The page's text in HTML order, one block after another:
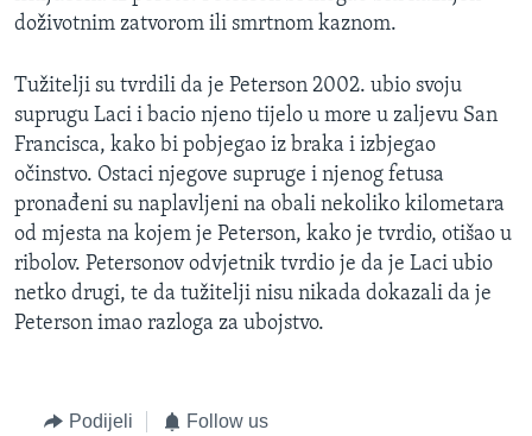
Learning English
PRATITE NAS
Jezici
doživotnim zatvorom ili smrtnom kaznom.
Tužitelji su tvrdili da je Peterson 2002. ubio svoju
suprugu Laci i bacio njeno tijelo u more u zaljevu San
Francisca, kako bi pobjegao iz braka i izbjegao
očinstvo. Ostaci njegove supruge i njenog fetusa
pronađeni su naplavljeni na obali nekoliko kilometara
od mjesta na kojem je Peterson, kako je tvrdio, otišao u
ribolov. Petersonov odvjetnik tvrdio je da je Laci ubio
netko drugi, te da tužitelji nisu nikada dokazali da je
Peterson imao razloga za ubojstvo.
Podijeli Follow us